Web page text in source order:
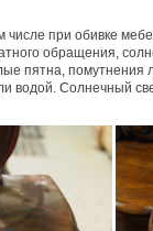
при обивке
обращения,
пятна, помутнения
водой. Солнечный